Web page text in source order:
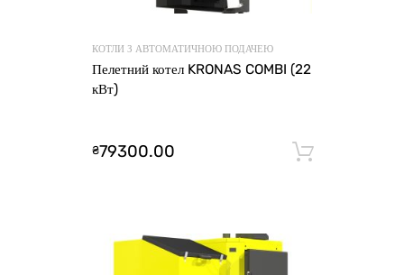
КОТЛИ З АВТОМАТИЧНОЮ ПОДАЧЕЮ
Пелетний котел KRONAS COMBI (22
кВт)
₴79300.00